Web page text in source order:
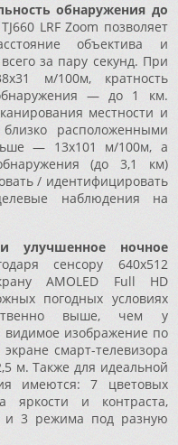
обнаружения до
LRF Zoom позволяет
объектива и
за пару секунд. При
м/100м, кратность
— до 1 км.
местности и
расположенными
— 13x101 м/100м, а
(до 3,1 км)
/ идентифицировать
наблюдения на
улучшенное ночное
сенсору 640x512
AMOLED Full HD
погодных условиях
выше, чем у
видимое изображение по
смарт-телевизора
м. Также для идеальной
имеются: 7 цветовых
яркости и контраста,
и 3 режима под разную